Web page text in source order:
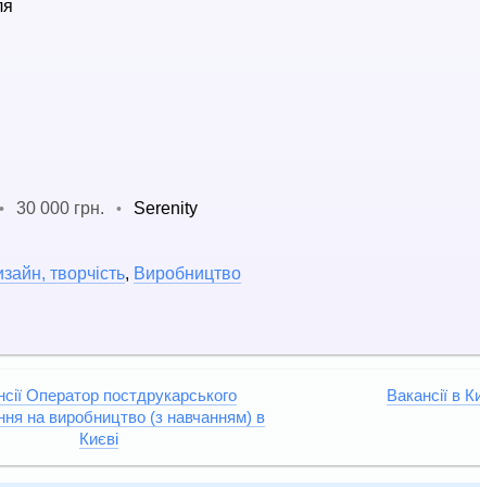
• 30 000 грн. •
Serenity
творчість, Виробництво
Оператор постдрукарського
на виробництво (з навчанням) в
Києві
Вакансії в